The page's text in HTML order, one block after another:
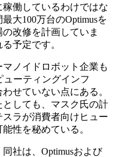
働しているわけではな
大100万台のOptimusを
改修を計画していま
予定です。
ノイドロボット企業も
ーティングインフ
せていない点にある。
しても、マスク氏の計
ラが消費者向けヒュー
性を秘めている。
社は、Optimusおよび